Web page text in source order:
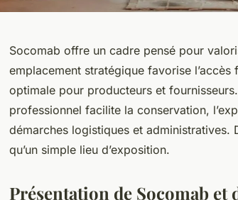
Socomab offre un cadre pensé pour
emplacement stratégique favorise
optimale pour producteurs et
professionnel facilite la conservation,
démarches logistiques et
qu’un simple lieu d’exposition.
Présentation de Socomab et